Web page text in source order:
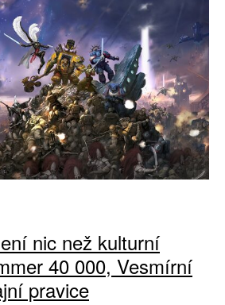
nic než kulturní
40 000, Vesmírní
pravice